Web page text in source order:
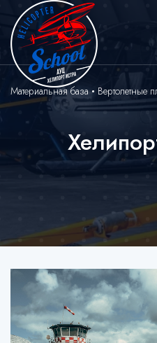
Материальная база Вертолетные